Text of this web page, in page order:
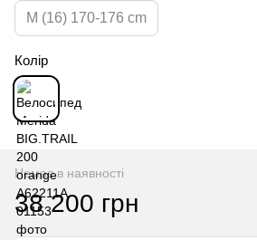
M (16) 170-176 cm
Колір
Немає в наявності
38 200 грн